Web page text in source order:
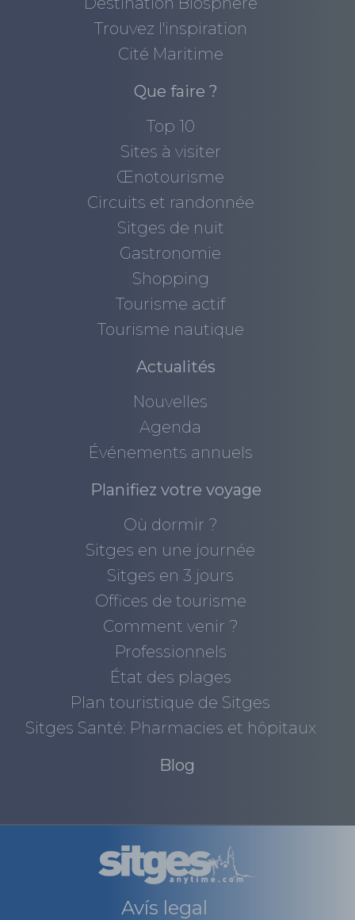
Trouvez l'inspiration
Cité Maritime
Que faire ?
Top 10
Sites à visiter
Œnotourisme
Circuits et randonnée
Sitges de nuit
Gastronomie
Shopping
Tourisme actif
Tourisme nautique
Actualités
Nouvelles
Agenda
Événements annuels
Planifiez votre voyage
Où dormir ?
Sitges en une journée
Sitges en 3 jours
Offices de tourisme
Comment venir ?
Professionnels
État des plages
Plan touristique de Sitges
Sitges Santé: Pharmacies et hôpitaux
Blog
Avís legal